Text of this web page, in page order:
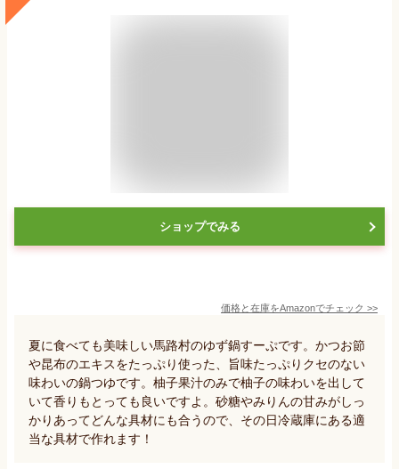
ショップでみる
価格と在庫をAmazonでチェック >>
夏に食べても美味しい馬路村のゆず鍋すーぷです。かつお節
や昆布のエキスをたっぷり使った、旨味たっぷりクセのない
味わいの鍋つゆです。柚子果汁のみで柚子の味わいを出して
いて香りもとっても良いですよ。砂糖やみりんの甘みがしっ
かりあってどんな具材にも合うので、その日冷蔵庫にある適
当な具材で作れます！